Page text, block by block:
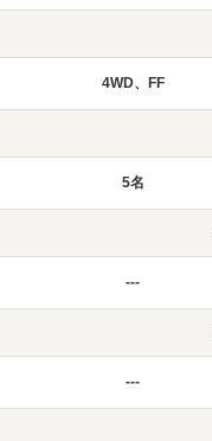
4WD、FF
5名
---
---